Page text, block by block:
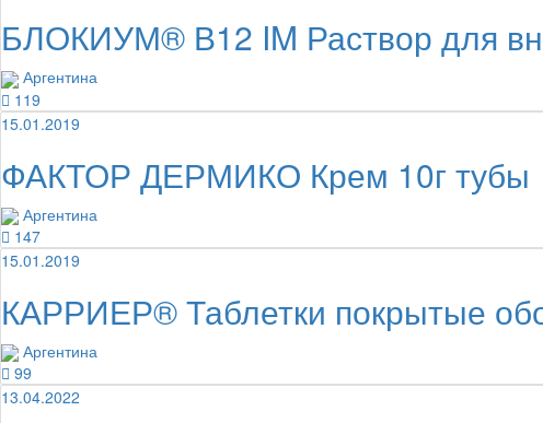
БЛОКИУМ® В12 IM Раствор для
Аргентина
119
15.01.2019
ФАКТОР ДЕРМИКО Крем 10г тубы
Аргентина
147
15.01.2019
КАРРИЕР® Таблетки покрытые
Аргентина
99
13.04.2022